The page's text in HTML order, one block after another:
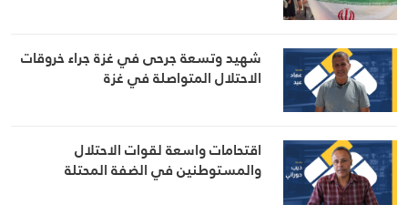
شهيد وتسعة جرحى في غزة جراء خروقات
الاحتلال المتواصلة في غزة
اقتحامات واسعة لقوات الاحتلال
والمستوطنين في الضفة المحتلة